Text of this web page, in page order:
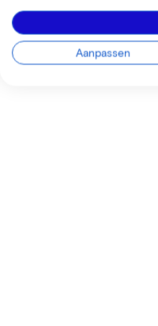
Aanpassen